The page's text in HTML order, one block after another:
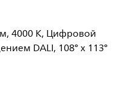
4000 K, Цифровой
DALI, 108° x 113°